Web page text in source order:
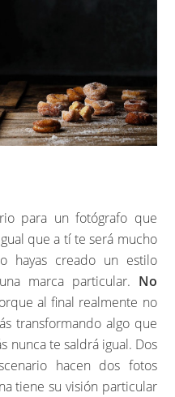
para un fotógrafo que
que a tí te será mucho
hayas creado un estilo
marca particular. No
al final realmente no
transformando algo que
nunca te saldrá igual. Dos
hacen dos fotos
tiene su visión particular